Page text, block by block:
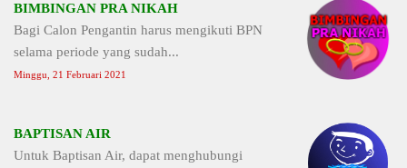
BIMBINGAN PRA NIKAH
Bagi Calon Pengantin harus mengikuti BPN
selama periode yang sudah...
Minggu, 21 Februari 2021
BAPTISAN AIR
Untuk Baptisan Air, dapat menghubungi